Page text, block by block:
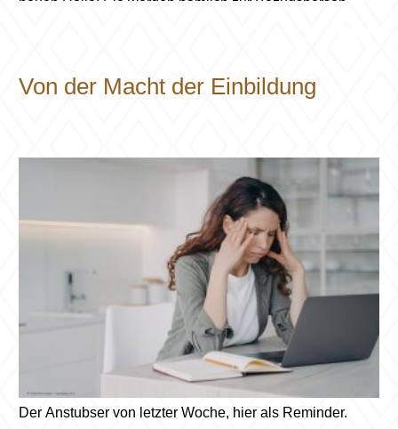
Von der Macht der Einbildung
Der Anstubser von letzter Woche, hier als Reminder.